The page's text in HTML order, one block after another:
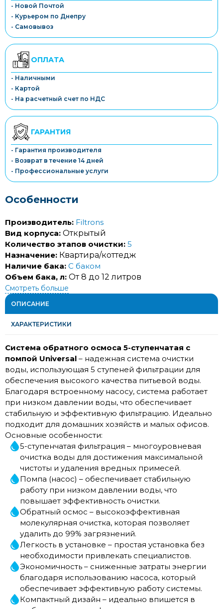
- Новой Почтой
- Курьером по Днепру
- Самовывоз
ОПЛАТА
- Наличными
- Картой
- На расчетный счет по НДС
ГАРАНТИЯ
- Гарантия производителя
- Возврат в течение 14 дней
- Профессиональные услуги
Особенности
Производитель: Filtrons
Вид корпуса: Открытый
Количество этапов очистки: 5
Назначение: Квартира/коттедж
Наличие бака: С баком
Объем бака, л: От 8 до 12 литров
Смотреть больше
ОПИСАНИЕ
ХАРАКТЕРИСТИКИ
Система обратного осмоса 5-ступенчатая с
помпой Universal – надежная система очистки
воды, использующая 5 ступеней фильтрации для
обеспечения высокого качества питьевой воды.
Благодаря встроенному насосу, система работает
при низком давлении воды, что обеспечивает
стабильную и эффективную фильтрацию. Идеально
подходит для домашних хозяйств и малых офисов.
Основные особенности:
5-ступенчатая фильтрация – многоуровневая
очистка воды для достижения максимальной
чистоты и удаления вредных примесей.
Помпа (насос) – обеспечивает стабильную
работу при низком давлении воды, что
повышает эффективность очистки.
Обратный осмос – высокоэффективная
молекулярная очистка, которая позволяет
удалить до 99% загрязнений.
Легкость в установке – простая установка без
необходимости привлекать специалистов.
Экономичность – сниженные затраты энергии
благодаря использованию насоса, который
обеспечивает эффективную работу системы.
Компактный дизайн – идеально впишется в